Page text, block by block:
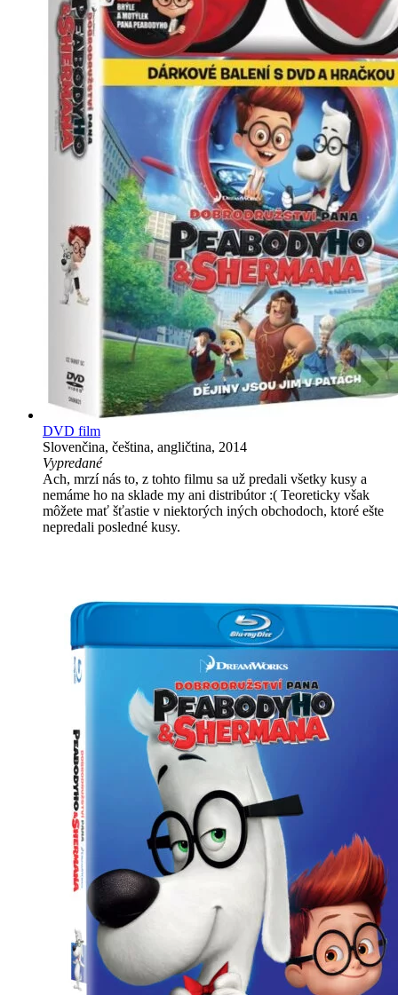
DVD film
Slovenčina, čeština, angličtina, 2014
Vypredané
Ach, mrzí nás to, z tohto filmu sa už predali všetky kusy a
nemáme ho na sklade my ani distribútor :( Teoreticky však
môžete mať šťastie v niektorých iných obchodoch, ktoré ešte
nepredali posledné kusy.